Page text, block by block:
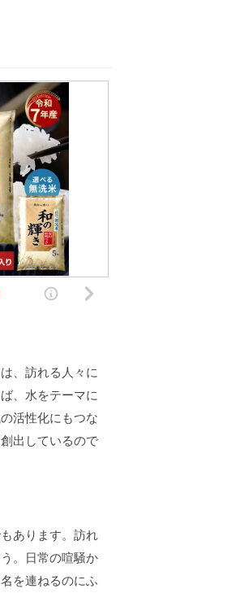
、訪れる人々に
、水をテーマに
活性化にもつな
出しているので
あります。訪れ
。日常の喧騒か
を連ねるのにふ